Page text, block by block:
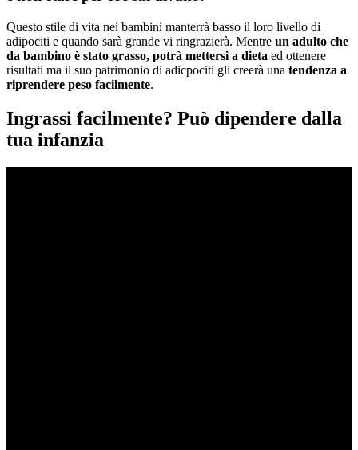
Questo stile di vita nei bambini manterrà basso il loro livello di
adipociti e quando sarà grande vi ringrazierà. Mentre un adulto che
da bambino è stato grasso, potrà mettersi a dieta ed ottenere
risultati ma il suo patrimonio di adicpociti gli creerà una tendenza a
riprendere peso facilmente.
Ingrassi facilmente? Può dipendere dalla
tua infanzia